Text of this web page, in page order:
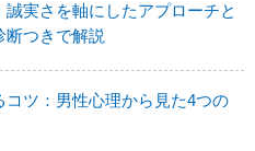
実さを軸にしたアプローチと
つきで解説
ツ：男性心理から見た4つの